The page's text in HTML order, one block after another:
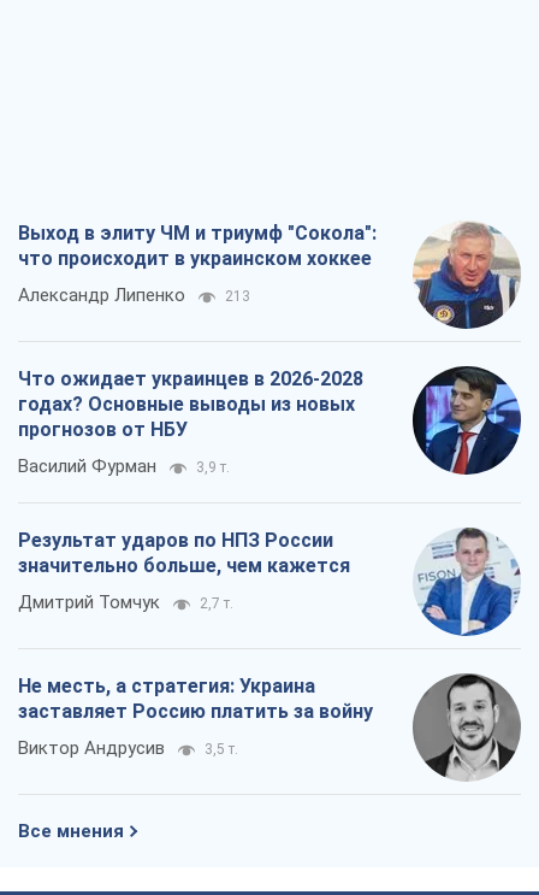
Выход в элиту ЧМ и триумф "Сокола":
что происходит в украинском хоккее
Александр Липенко 213
Что ожидает украинцев в 2026-2028
годах? Основные выводы из новых
прогнозов от НБУ
Василий Фурман 3,9 т.
Результат ударов по НПЗ России
значительно больше, чем кажется
Дмитрий Томчук 2,7 т.
Не месть, а стратегия: Украина
заставляет Россию платить за войну
Виктор Андрусив 3,5 т.
Все мнения